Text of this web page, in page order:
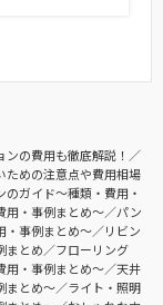
の費用も徹底解説！
ための注意点や費用相場
ガイド〜種類・費用・
用・事例まとめ〜
パン
・事例まとめ〜
リビン
まとめ
フローリング
用・事例まとめ〜
天井
まとめ〜
ライト・照明